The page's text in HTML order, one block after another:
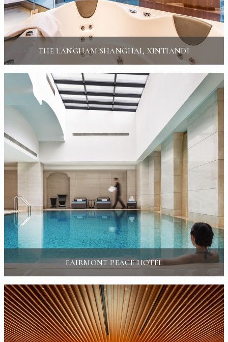
THE LANGHAM SHANGHAI, XINTIANDI
FAIRMONT PEACE HOTEL